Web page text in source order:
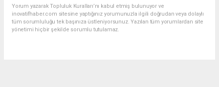
Yorum yazarak Topluluk Kuralları’nı kabul etmiş bulunuyor ve
inovatifhaber.com sitesine yaptığınız yorumunuzla ilgili doğrudan veya dolaylı
tüm sorumluluğu tek başınıza üstleniyorsunuz. Yazılan tüm yorumlardan site
yönetimi hiçbir şekilde sorumlu tutulamaz.